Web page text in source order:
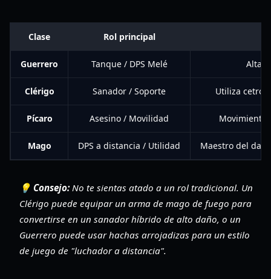
Clase Rol principal
Guerrero Tanque / DPS Melé Alta
Clérigo Sanador / Soporte Utiliza cetros
Pícaro Asesino / Movilidad Movimiento
Mago DPS a distancia / Utilidad Maestro del
💡 Consejo:No te sientas atado a un rol tradicional. Un
Clérigo puede equipar un arma de mago de fuego para
convertirse en un sanador híbrido de alto daño, o un
Guerrero puede usar hachas arrojadizas para un estilo
de juego de "luchador a distancia".